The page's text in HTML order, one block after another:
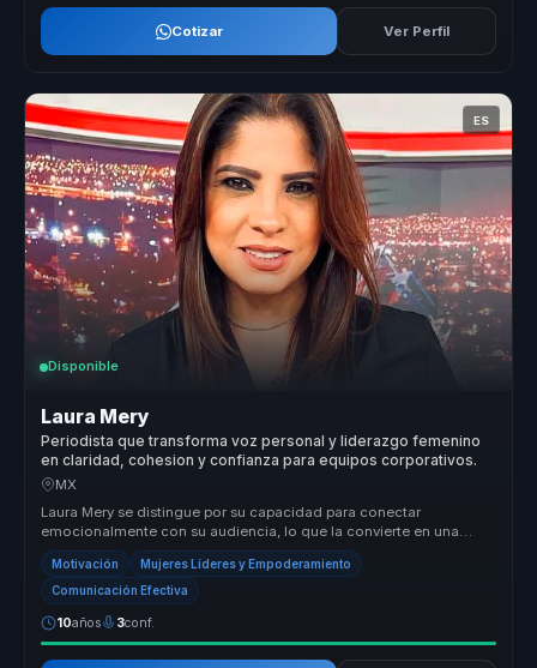
Cotizar Ver Perfil
ES
Disponible
Laura Mery
Periodista que transforma voz personal y liderazgo femenino
en claridad, cohesion y confianza para equipos corporativos.
MX
Laura Mery se distingue por su capacidad para conectar
emocionalmente con su audiencia, lo que la convierte en una
conferencista única en...
Motivación Mujeres Líderes y Empoderamiento
Comunicación Efectiva
10años 3conf.